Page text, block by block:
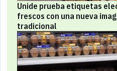
Unide prueba etiquetas
frescos con una nueva
tradicional